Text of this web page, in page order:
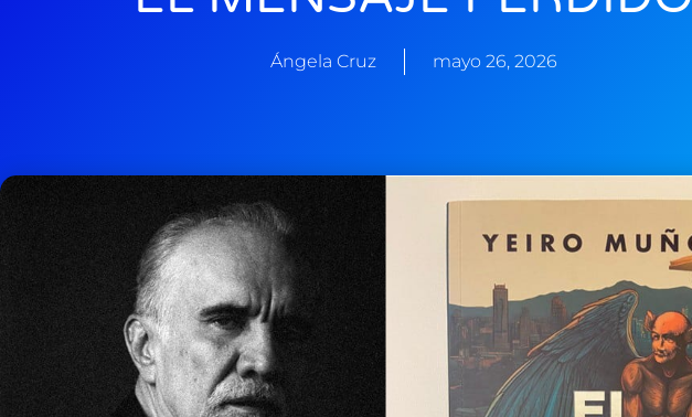
Ángela Cruz mayo 26, 2026